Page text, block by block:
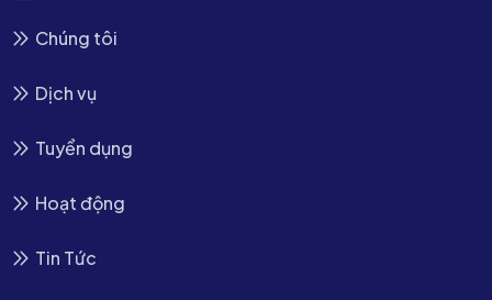
Chúng tôi
Dịch vụ
Tuyển dụng
Hoạt động
Tin Tức